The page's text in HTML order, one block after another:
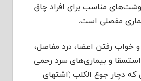
مناسب برای افراد چاق
مفصلی است.
خواب رفتن اعضا، درد مفاصل،
و بیماری‌های سرد رحمی
که دچار جوع الکلب (اشتهای